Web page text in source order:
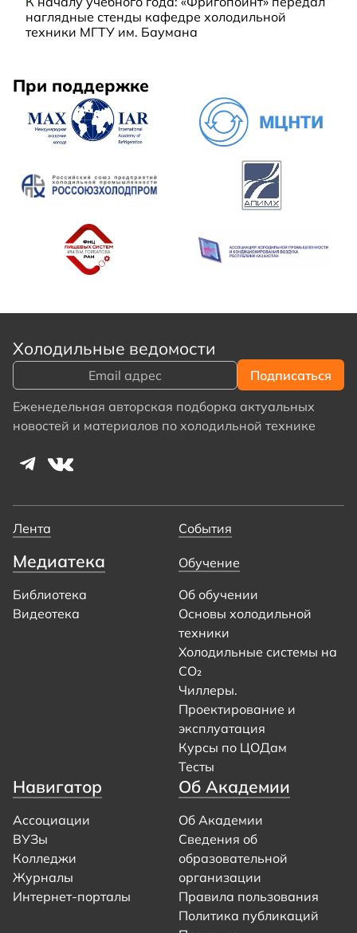
наглядные стенды кафедре холодильной
техники МГТУ им. Баумана
При поддержке
Холодильные ведомости
Еженедельная авторская подборка актуальных
новостей и материалов по холодильной технике
Лента События
Медиатека
Библиотека
Видеотека
Обучение
Об обучении
Основы холодильной
техники
Холодильные системы на
CO₂
Чиллеры.
Проектирование и
эксплуатация
Курсы по ЦОДам
Тесты
Навигатор
Ассоциации
ВУЗы
Колледжи
Журналы
Интернет-порталы
Об Академии
Об Академии
Сведения об
образовательной
организации
Правила пользования
Политика публикаций